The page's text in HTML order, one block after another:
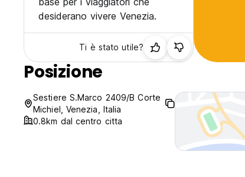
desiderano vivere Venezia.
Ti è stato utile?
Posizione
Sestiere S.Marco 2409/B Corte
Michiel, Venezia, Italia
0.8km dal centro citta